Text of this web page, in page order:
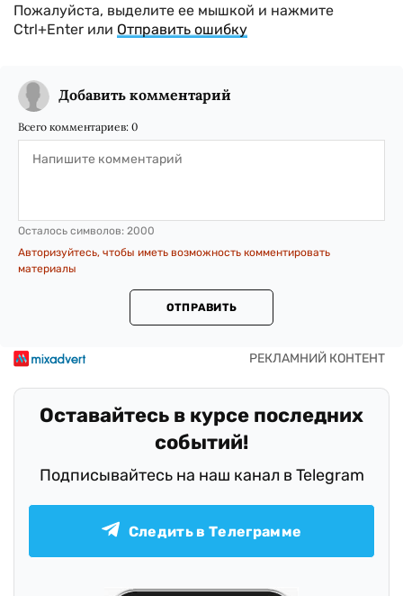
Пожалуйста, выделите ее мышкой и нажмите
Ctrl+Enter или Отправить ошибку
Добавить комментарий
Всего комментариев: 0
Осталось символов: 2000
Авторизуйтесь, чтобы иметь возможность комментировать
материалы
ОТПРАВИТЬ
Оставайтесь в курсе последних
событий!
Подписывайтесь на наш канал в Telegram
Следить в Телеграмме